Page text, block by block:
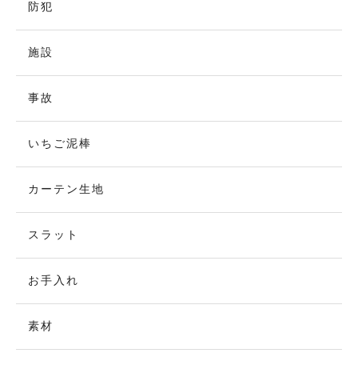
防犯
施設
事故
いちご泥棒
カーテン生地
スラット
お手入れ
素材